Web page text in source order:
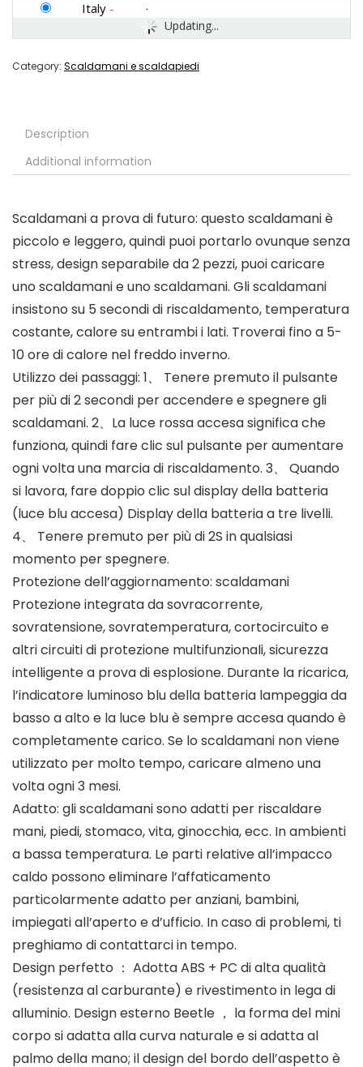
Updating...
Italy -
Category: Scaldamani e scaldapiedi
Description
Additional information
Scaldamani a prova di futuro: questo scaldamani è
piccolo e leggero, quindi puoi portarlo ovunque senza
stress, design separabile da 2 pezzi, puoi caricare
uno scaldamani e uno scaldamani. Gli scaldamani
insistono su 5 secondi di riscaldamento, temperatura
costante, calore su entrambi i lati. Troverai fino a 5-
10 ore di calore nel freddo inverno.
Utilizzo dei passaggi: 1、 Tenere premuto il pulsante
per più di 2 secondi per accendere e spegnere gli
scaldamani. 2、La luce rossa accesa significa che
funziona, quindi fare clic sul pulsante per aumentare
ogni volta una marcia di riscaldamento. 3、 Quando
si lavora, fare doppio clic sul display della batteria
(luce blu accesa) Display della batteria a tre livelli.
4、 Tenere premuto per più di 2S in qualsiasi
momento per spegnere.
Protezione dell’aggiornamento: scaldamani
Protezione integrata da sovracorrente,
sovratensione, sovratemperatura, cortocircuito e
altri circuiti di protezione multifunzionali, sicurezza
intelligente a prova di esplosione. Durante la ricarica,
l’indicatore luminoso blu della batteria lampeggia da
basso a alto e la luce blu è sempre accesa quando è
completamente carico. Se lo scaldamani non viene
utilizzato per molto tempo, caricare almeno una
volta ogni 3 mesi.
Adatto: gli scaldamani sono adatti per riscaldare
mani, piedi, stomaco, vita, ginocchia, ecc. In ambienti
a bassa temperatura. Le parti relative all’impacco
caldo possono eliminare l’affaticamento
particolarmente adatto per anziani, bambini,
impiegati all’aperto e d’ufficio. In caso di problemi, ti
preghiamo di contattarci in tempo.
Design perfetto ： Adotta ABS + PC di alta qualità
(resistenza al carburante) e rivestimento in lega di
alluminio. Design esterno Beetle ， la forma del mini
corpo si adatta alla curva naturale e si adatta al
palmo della mano; il design del bordo dell’aspetto è